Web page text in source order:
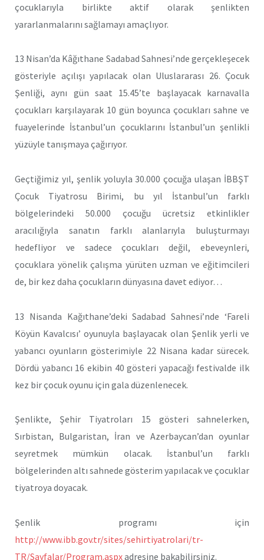
çocuklarıyla birlikte aktif olarak şenlikten
yararlanmalarını sağlamayı amaçlıyor.
13 Nisan’da Kâğıthane Sadabad Sahnesi’nde gerçekleşecek
gösteriyle açılışı yapılacak olan Uluslararası 26. Çocuk
Şenliği, aynı gün saat 15.45’te başlayacak karnavalla
çocukları karşılayarak 10 gün boyunca çocukları sahne ve
fuayelerinde İstanbul’un çocuklarını İstanbul’un şenlikli
yüzüyle tanışmaya çağırıyor.
Geçtiğimiz yıl, şenlik yoluyla 30.000 çocuğa ulaşan İBBŞT
Çocuk Tiyatrosu Birimi, bu yıl İstanbul’un farklı
bölgelerindeki 50.000 çocuğu ücretsiz etkinlikler
aracılığıyla sanatın farklı alanlarıyla buluşturmayı
hedefliyor ve sadece çocukları değil, ebeveynleri,
çocuklara yönelik çalışma yürüten uzman ve eğitimcileri
de, bir kez daha çocukların dünyasına davet ediyor…
13 Nisanda Kağıthane’deki Sadabad Sahnesi’nde ‘Fareli
Köyün Kavalcısı’ oyunuyla başlayacak olan Şenlik yerli ve
yabancı oyunların gösterimiyle 22 Nisana kadar sürecek.
Dördü yabancı 16 ekibin 40 gösteri yapacağı festivalde ilk
kez bir çocuk oyunu için gala düzenlenecek.
Şenlikte, Şehir Tiyatroları 15 gösteri sahnelerken,
Sırbistan, Bulgaristan, İran ve Azerbaycan’dan oyunlar
seyretmek mümkün olacak. İstanbul’un farklı
bölgelerinden altı sahnede gösterim yapılacak ve çocuklar
tiyatroya doyacak.
Şenlik programı için
http://www.ibb.gov.tr/sites/sehirtiyatrolari/tr-
TR/Sayfalar/Program.aspxadresine bakabilirsiniz.